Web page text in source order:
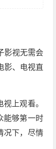
影视无需会
影、电视直
上观看。
能够第一时
况下，尽情